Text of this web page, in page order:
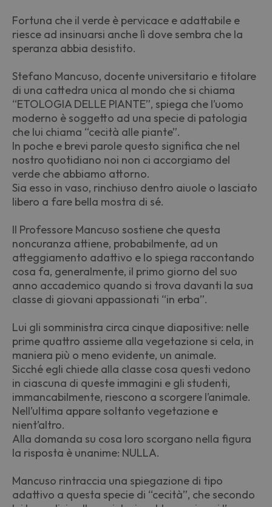
Fortuna che il verde è pervicace e adattabile e
riesce ad insinuarsi anche lì dove sembra che la
speranza abbia desistito.
Stefano Mancuso, docente universitario e titolare
di una cattedra unica al mondo che si chiama
“ETOLOGIA DELLE PIANTE”, spiega che l’uomo
moderno è soggetto ad una specie di patologia
che lui chiama “cecità alle piante”.
In poche e brevi parole questo significa che nel
nostro quotidiano noi non ci accorgiamo del
verde che abbiamo attorno.
Sia esso in vaso, rinchiuso dentro aiuole o lasciato
libero a fare bella mostra di sé.
Il Professore Mancuso sostiene che questa
noncuranza attiene, probabilmente, ad un
atteggiamento adattivo e lo spiega raccontando
cosa fa, generalmente, il primo giorno del suo
anno accademico quando si trova davanti la sua
classe di giovani appassionati “in erba”.
Lui gli somministra circa cinque diapositive: nelle
prime quattro assieme alla vegetazione si cela, in
maniera più o meno evidente, un animale.
Sicché egli chiede alla classe cosa questi vedono
in ciascuna di queste immagini e gli studenti,
immancabilmente, riescono a scorgere l’animale.
Nell’ultima appare soltanto vegetazione e
nient’altro.
Alla domanda su cosa loro scorgano nella figura
la risposta è unanime: NULLA.
Mancuso rintraccia una spiegazione di tipo
adattivo a questa specie di “cecità”, che secondo